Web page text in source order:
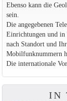
Ebenso kann die
sein.
Die angegebenen
Einrichtungen und
nach Standort und
Mobilfunknummern
Die internationale
IN